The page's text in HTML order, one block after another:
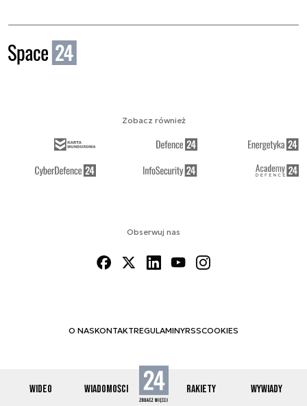
WIDEO WIADOMOŚCI RAKIETY WYWIADY
Obserwuj nas
O NASKONTAKTREGULAMINYRSSCOOKIES
Zobacz również
© 2012-2026 SPACE24